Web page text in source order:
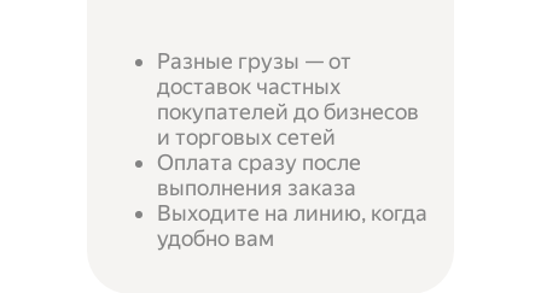
Разные грузы — от
доставок частных
покупателей до бизнесов
и торговых сетей
Оплата сразу после
выполнения заказа
Выходите на линию, когда
удобно вам